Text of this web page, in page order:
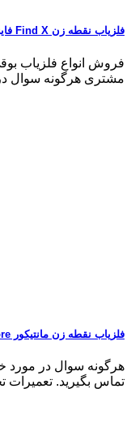
فلزیاب نقطه زن Find X فایندایکس نوکتا
فروش انواع فلزیاب
مشتری هرگونه سوال در
فلزیاب نقطه زن مانتیکور Manticore
هرگونه سوال در مورد
تماس بگیرید. تعمیرات